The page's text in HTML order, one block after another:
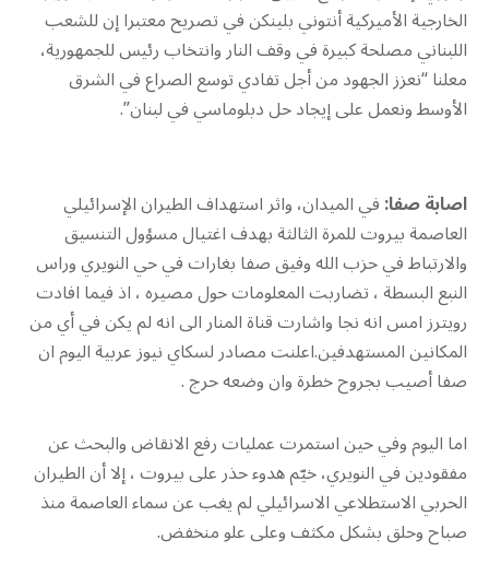
الخارجية الأميركية أنتوني بلينكن في تصريح معتبرا إن للشعب
اللبناني مصلحة كبيرة في وقف النار وانتخاب رئيس للجمهورية،
معلنا “نعزز الجهود من أجل تفادي توسع الصراع في الشرق
الأوسط ونعمل على إيجاد حل دبلوماسي في لبنان”.
اصابة صفا:في الميدان، واثر استهداف الطيران الإسرائيلي
العاصمة بيروت للمرة الثالثة بهدف اغتيال مسؤول التنسيق
والارتباط في حزب الله وفيق صفا بغارات في حي النويري وراس
النبع البسطة ، تضاربت المعلومات حول مصيره ، اذ فيما افادت
رويترز امس انه نجا واشارت قناة المنار الى انه لم يكن في أي من
المكانين المستهدفين.اعلنت مصادر لسكاي نيوز عربية اليوم ان
صفا أصيب بجروح خطرة وان وضعه حرج .
اما اليوم وفي حين استمرت عمليات رفع الانقاض والبحث عن
مفقودين في النويري، خيّم هدوء حذر على بيروت ، إلا أن الطيران
الحربي الاستطلاعي الاسرائيلي لم يغب عن سماء العاصمة منذ
صباح وحلق بشكل مكثف وعلى علو منخفض.